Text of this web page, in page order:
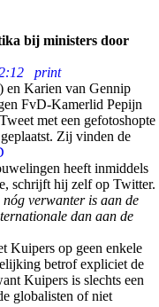
bij ministers door
print
en Karien van Gennip
FvD-Kamerlid Pepijn
met een gefotoshopte
Zij vinden de
heeft inmiddels
schrijft hij zelf op Twitter.
verwanter is aan de
dan aan de
Kuipers op geen enkele
betrof expliciet de
Kuipers is slechts een
globalisten of niet